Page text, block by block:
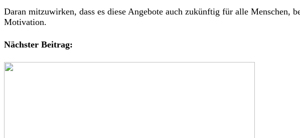
Daran mitzuwirken, dass es diese Angebote auch zukünftig für alle Menschen,
Motivation.
Nächster Beitrag: